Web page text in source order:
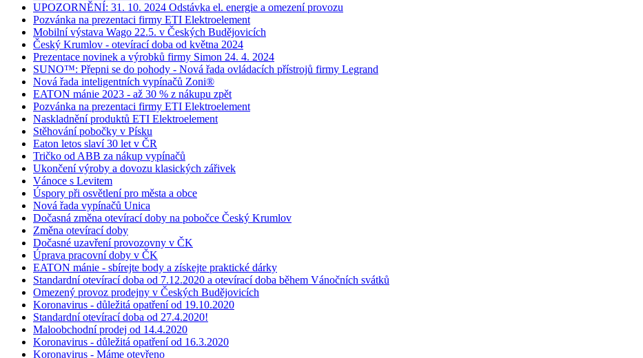
UPOZORNĚNÍ: 31. 10. 2024 Odstávka el. energie a omezení provozu
Pozvánka na prezentaci firmy ETI Elektroelement
Mobilní výstava Wago 22.5. v Českých Budějovicích
Český Krumlov - otevírací doba od května 2024
Prezentace novinek a výrobků firmy Simon 24. 4. 2024
SUNO™: Přepni se do pohody - Nová řada ovládacích přístrojů firmy Legrand
Nová řada inteligentních vypínačů Zoni®
EATON mánie 2023 - až 30 % z nákupu zpět
Pozvánka na prezentaci firmy ETI Elektroelement
Naskladnění produktů ETI Elektroelement
Stěhování pobočky v Písku
Eaton letos slaví 30 let v ČR
Tričko od ABB za nákup vypínačů
Ukončení výroby a dovozu klasických zářivek
Vánoce s Levitem
Úspory při osvětlení pro města a obce
Nová řada vypínačů Unica
Dočasná změna otevírací doby na pobočce Český Krumlov
Změna otevírací doby
Dočasné uzavření provozovny v ČK
Úprava pracovní doby v ČK
EATON mánie - sbírejte body a získejte praktické dárky
Standardní otevírací doba od 7.12.2020 a otevírací doba během Vánočních svátků
Omezený provoz prodejny v Českých Budějovicích
Koronavirus - důležitá opatření od 19.10.2020
Standardní otevírací doba od 27.4.2020!
Maloobchodní prodej od 14.4.2020
Koronavirus - důležitá opatření od 16.3.2020
Koronavirus - Máme otevřeno